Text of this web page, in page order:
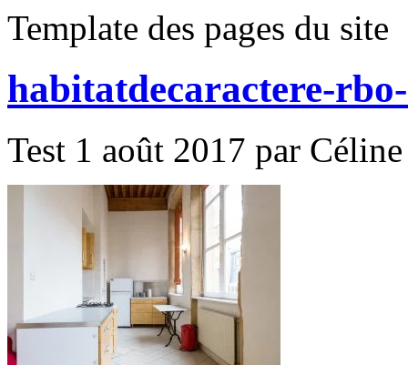
Template des pages du site
habitatdecaractere-
Test 1 août 2017 par